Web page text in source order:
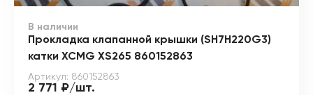
В наличии
Прокладка клапанной крышки (SH7H220G3)
катки XCMG XS265 860152863
Артикул: 860152863
2 771 ₽/шт.